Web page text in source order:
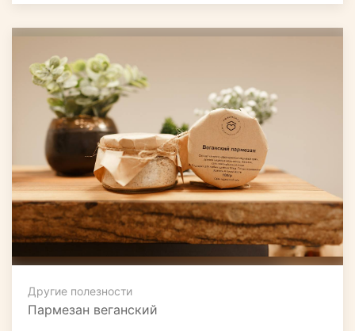
Другие полезности
Пармезан веганский